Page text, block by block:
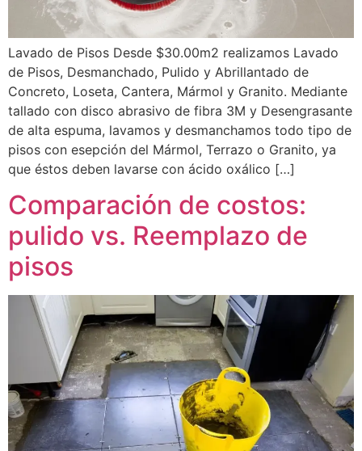
Lavado de Pisos Desde $30.00m2 realizamos Lavado
de Pisos, Desmanchado, Pulido y Abrillantado de
Concreto, Loseta, Cantera, Mármol y Granito. Mediante
tallado con disco abrasivo de fibra 3M y Desengrasante
de alta espuma, lavamos y desmanchamos todo tipo de
pisos con esepción del Mármol, Terrazo o Granito, ya
que éstos deben lavarse con ácido oxálico […]
Comparación de costos:
pulido vs. Reemplazo de
pisos